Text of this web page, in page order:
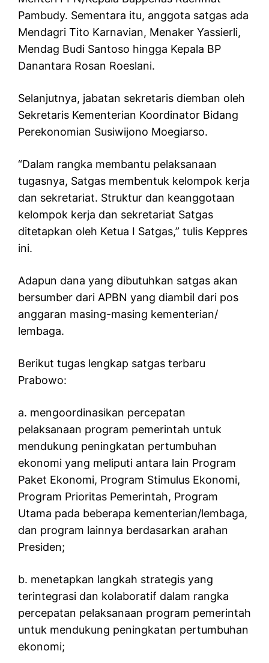
Pambudy. Sementara itu, anggota satgas ada
Mendagri Tito Karnavian, Menaker Yassierli,
Mendag Budi Santoso hingga Kepala BP
Danantara Rosan Roeslani.
Selanjutnya, jabatan sekretaris diemban oleh
Sekretaris Kementerian Koordinator Bidang
Perekonomian Susiwijono Moegiarso.
“Dalam rangka membantu pelaksanaan
tugasnya, Satgas membentuk kelompok kerja
dan sekretariat. Struktur dan keanggotaan
kelompok kerja dan sekretariat Satgas
ditetapkan oleh Ketua I Satgas,” tulis Keppres
ini.
Adapun dana yang dibutuhkan satgas akan
bersumber dari APBN yang diambil dari pos
anggaran masing-masing kementerian/
lembaga.
Berikut tugas lengkap satgas terbaru
Prabowo:
a. mengoordinasikan percepatan
pelaksanaan program pemerintah untuk
mendukung peningkatan pertumbuhan
ekonomi yang meliputi antara lain Program
Paket Ekonomi, Program Stimulus Ekonomi,
Program Prioritas Pemerintah, Program
Utama pada beberapa kementerian/lembaga,
dan program lainnya berdasarkan arahan
Presiden;
b. menetapkan langkah strategis yang
terintegrasi dan kolaboratif dalam rangka
percepatan pelaksanaan program pemerintah
untuk mendukung peningkatan pertumbuhan
ekonomi;